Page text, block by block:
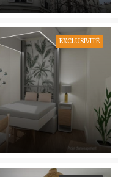
EXCLUSIVITÉ